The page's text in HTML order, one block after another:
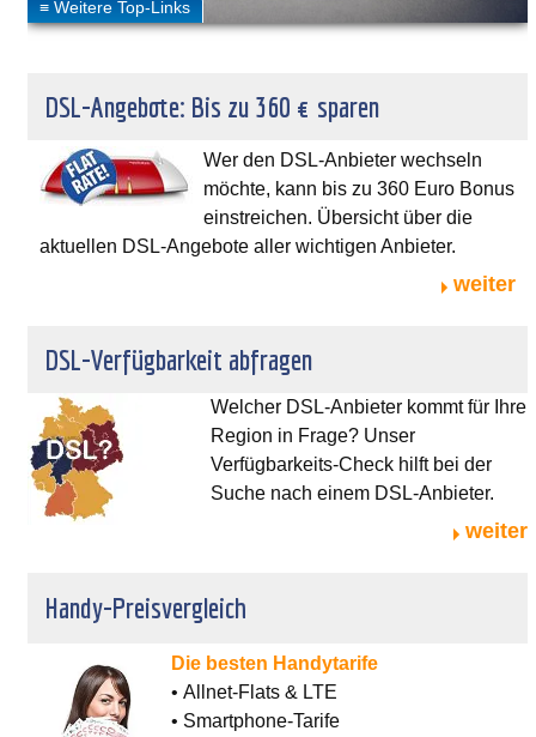
DSL-Angebote: Bis zu 360 € sparen
Wer den DSL-Anbieter wechseln
möchte, kann bis zu 360 Euro Bonus
einstreichen. Übersicht über die
aktuellen DSL-Angebote aller wichtigen Anbieter.
weiter
DSL-Verfügbarkeit abfragen
Welcher DSL-Anbieter kommt für Ihre
Region in Frage? Unser
Verfügbarkeits-Check hilft bei der
Suche nach einem DSL-Anbieter.
weiter
Handy-Preisvergleich
Die besten Handytarife
• Allnet-Flats & LTE
• Smartphone-Tarife